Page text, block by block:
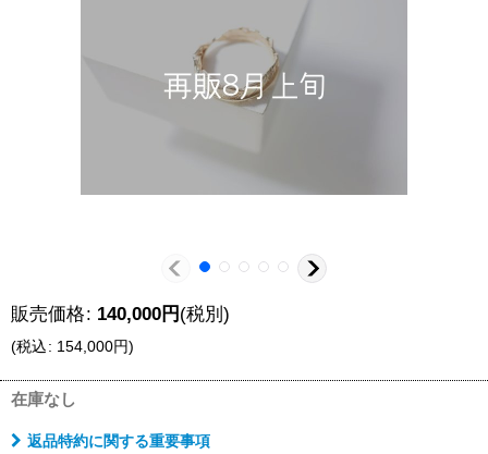
販売価格: 140,000円 (税別)
(税込: 154,000円)
在庫なし
返品特約に関する重要事項